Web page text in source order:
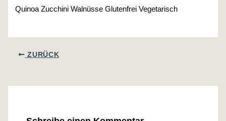
Quinoa Zucchini Walnüsse Glutenfrei Vegetarisch
ZURÜCK